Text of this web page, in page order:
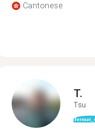
Cantonese
T.
Tsu